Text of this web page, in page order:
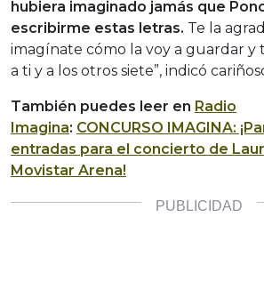
hubiera imaginado jamás que
escribirme estas letras. Te la
imagínate cómo la voy a guardar
a ti y a los otros siete”, indicó
También puedes leer en Radio
Imagina: CONCURSO IMAGINA:
entradas para el concierto de
Movistar Arena!